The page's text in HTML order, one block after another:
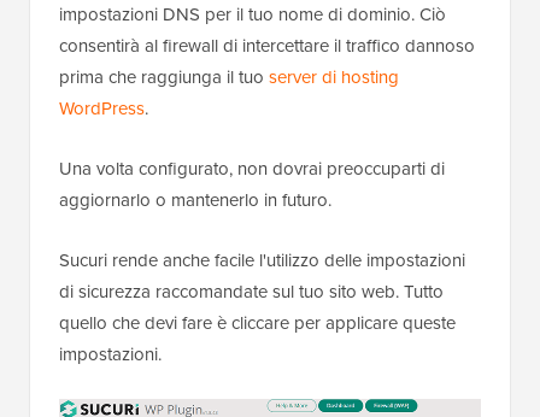
impostazioni DNS per il tuo nome di dominio. Ciò
consentirà al firewall di intercettare il traffico dannoso
prima che raggiunga il tuo server di hosting
WordPress.
Una volta configurato, non dovrai preoccuparti di
aggiornarlo o mantenerlo in futuro.
Sucuri rende anche facile l'utilizzo delle impostazioni
di sicurezza raccomandate sul tuo sito web. Tutto
quello che devi fare è cliccare per applicare queste
impostazioni.